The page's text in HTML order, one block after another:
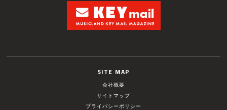
SITE MAP
会社概要
サイトマップ
プライバシーポリシー